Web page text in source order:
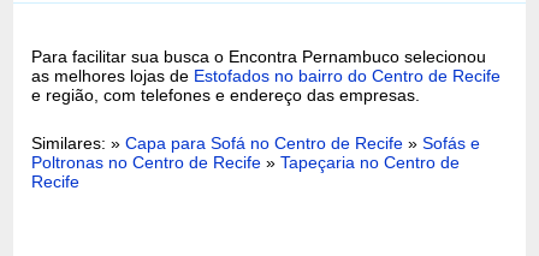
Para facilitar sua busca o Encontra Pernambuco selecionou
as melhores lojas de Estofados no bairro do Centro de Recife
e região, com telefones e endereço das empresas.
Similares: »Capa para Sofá no Centro de Recife »Sofás e
Poltronas no Centro de Recife »Tapeçaria no Centro de
Recife